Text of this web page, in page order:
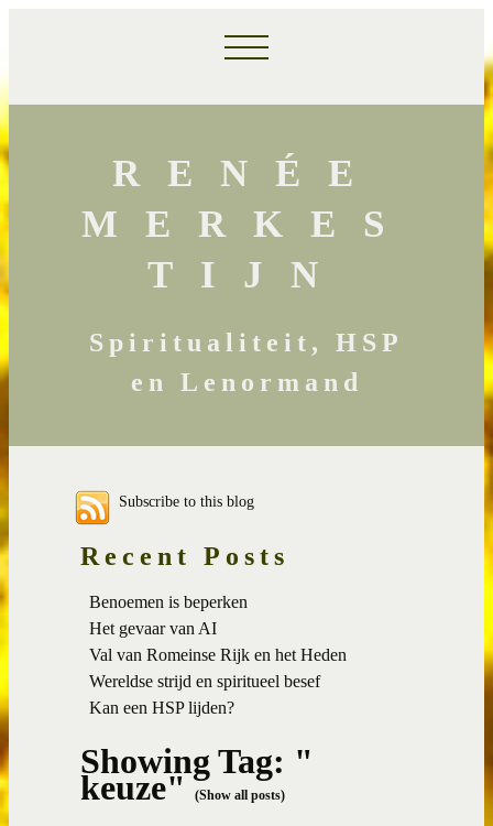
RENÉE
MERKES
TIJN
Spiritualiteit, HSP
en Lenormand
Subscribe to this blog
Recent Posts
Benoemen is beperken
Het gevaar van AI
Val van Romeinse Rijk en het Heden
Wereldse strijd en spiritueel besef
Kan een HSP lijden?
Showing Tag: "
keuze"(Show all posts)